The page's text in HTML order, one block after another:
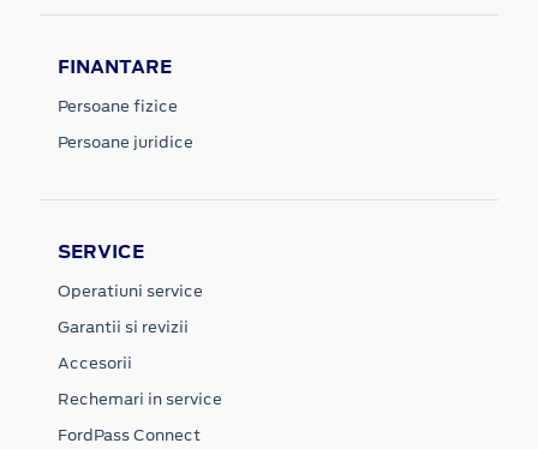
FINANTARE
Persoane fizice
Persoane juridice
SERVICE
Operatiuni service
Garantii si revizii
Accesorii
Rechemari in service
FordPass Connect